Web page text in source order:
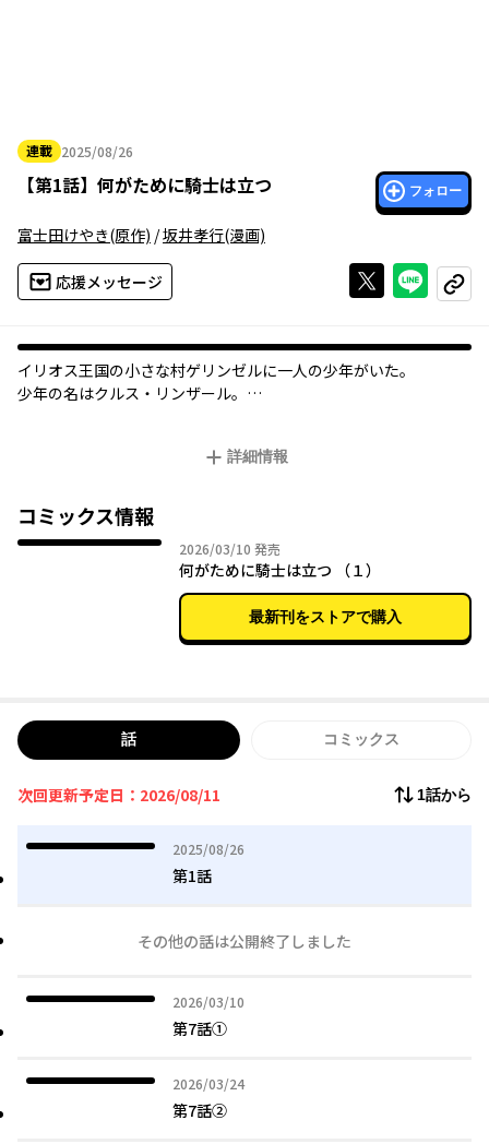
連載 2025/08/26
2025年08月26日
【第1話】 何がために騎士は立つ フォロー
富士田けやき(原作) /坂井孝行(漫画)
応援メッセージ Xで投稿する
ライン
コピー
イリオス王国の小さな村ゲリンゼルに一人の少年がいた。
少年の名はクルス・リンザール。
漠然とした何かに苛まれながら過ごしていると、何もない村に突
名前不明、仮面により顔も不明、謎だらけの男が少年の前に現れ
る。
その者の腰には『騎士』が振るう特別な剣が提げられていた――
詳細情報
コミックス情報
2026/03/10 2026年03月10日
発売
何がために騎士は立つ （１）
最新刊をストアで購入
話 コミックス
次回更新予定日：2026/08/11 1話から
2025/08/26
2025年08月26日
第1話
その他の話は公開終了しました
2026/03/10
2026年03月10日
第7話①
2026/03/24
2026年03月24日
第7話②